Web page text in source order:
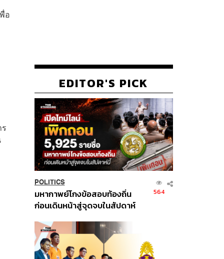
อ
EDITOR'S PICK
POLITICS
มหากาพย์โกงข้อสอบท้องถิ่น
ก่อนเดินหน้าสู่จุดจบในสัปดาห์
564